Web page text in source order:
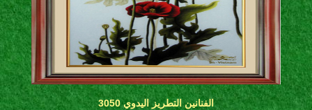
الفنانين التطريز اليدوي 3050